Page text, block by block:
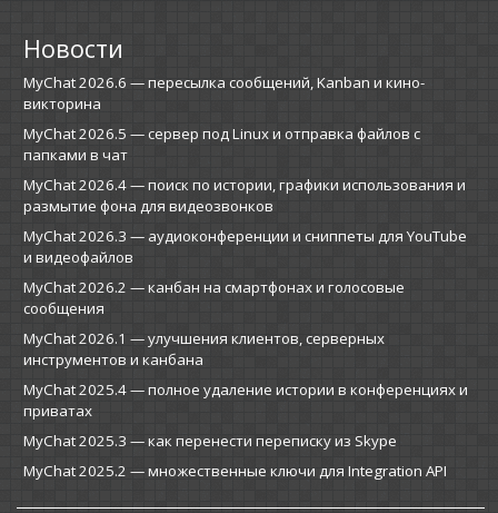
Новости
MyChat 2026.6 — пересылка сообщений, Kanban и кино-
викторина
MyChat 2026.5 — сервер под Linux и отправка файлов с
папками в чат
MyChat 2026.4 — поиск по истории, графики использования и
размытие фона для видеозвонков
MyChat 2026.3 — аудиоконференции и сниппеты для YouTube
и видеофайлов
MyChat 2026.2 — канбан на смартфонах и голосовые
сообщения
MyChat 2026.1 — улучшения клиентов, серверных
инструментов и канбана
MyChat 2025.4 — полное удаление истории в конференциях и
приватах
MyChat 2025.3 — как перенести переписку из Skype
MyChat 2025.2 — множественные ключи для Integration API